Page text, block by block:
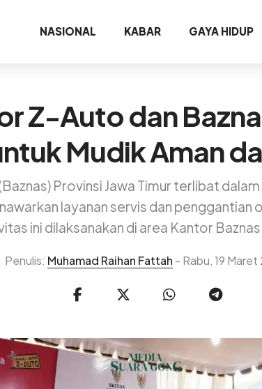
NASIONAL KABAR GAYA HIDUP
Z-Auto dan
Mudik Aman
Provinsi Jawa Timur terlibat
layanan servis dan penggantian
ini dilaksanakan di area Kantor
Penulis: Muhamad Raihan Fattah - Rabu, 19